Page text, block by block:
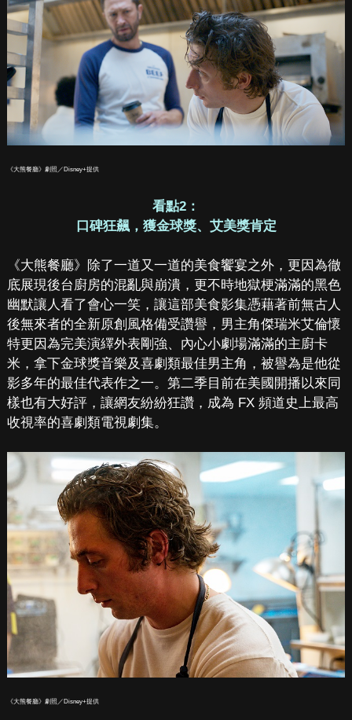
《大熊餐廳》劇照／Disney+提供
看點2：
口碑狂飆，獲金球獎、艾美獎肯定
《大熊餐廳》除了一道又一道的美食饗宴之外，更因為徹
底展現後台廚房的混亂與崩潰，更不時地獄梗滿滿的黑色
幽默讓人看了會心一笑，讓這部美食影集憑藉著前無古人
後無來者的全新原創風格備受讚譽，男主角傑瑞米艾倫懷
特更因為完美演繹外表剛強、內心小劇場滿滿的主廚卡
米，拿下金球獎音樂及喜劇類最佳男主角，被譽為是他從
影多年的最佳代表作之一。第二季目前在美國開播以來同
樣也有大好評，讓網友紛紛狂讚，成為 FX 頻道史上最高
收視率的喜劇類電視劇集。
《大熊餐廳》劇照／Disney+提供